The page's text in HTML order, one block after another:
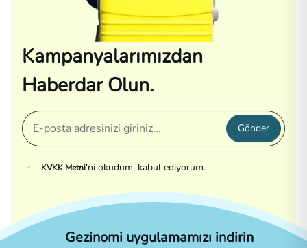
Kampanyalarımızdan
Haberdar Olun.
Gönder
KVKK Metni'ni okudum, kabul ediyorum.
Gezinomi uygulamamızı indirin